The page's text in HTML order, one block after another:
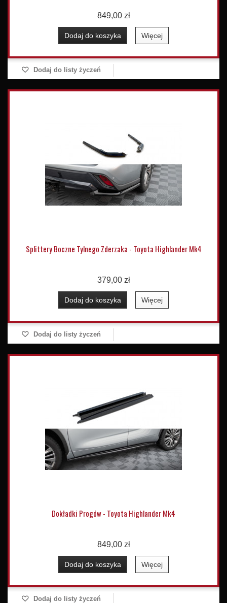
849,00 zł
Dodaj do koszyka Więcej
Dodaj do listy życzeń
Splittery Boczne Tylnego Zderzaka - Toyota Highlander Mk4
379,00 zł
Dodaj do koszyka Więcej
Dodaj do listy życzeń
Dokładki Progów - Toyota Highlander Mk4
849,00 zł
Dodaj do koszyka Więcej
Dodaj do listy życzeń